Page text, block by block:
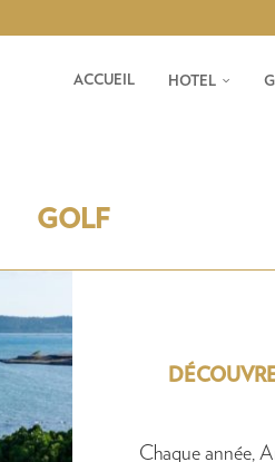
ACCUEIL HOTEL
GOLF
Chaque année,